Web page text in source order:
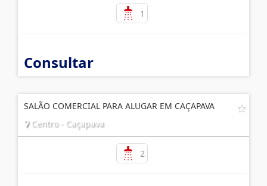
1
Consultar
SALÃO COMERCIAL PARA ALUGAR EM CAÇAPAVA
Centro - Caçapava
2